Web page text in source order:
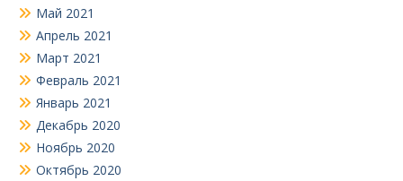
Май 2021
Апрель 2021
Март 2021
Февраль 2021
Январь 2021
Декабрь 2020
Ноябрь 2020
Октябрь 2020